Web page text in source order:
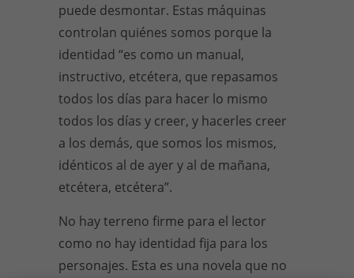
puede desmontar. Estas máquinas
controlan quiénes somos porque la
identidad “es como un manual,
instructivo, etcétera, que repasamos
todos los días para hacer lo mismo
todos los días y creer, y hacerles creer
a los demás, que somos los mismos,
idénticos al de ayer y al de mañana,
etcétera, etcétera”.
No hay terreno firme para el lector
como no hay identidad fija para los
personajes. Esta es una novela que no